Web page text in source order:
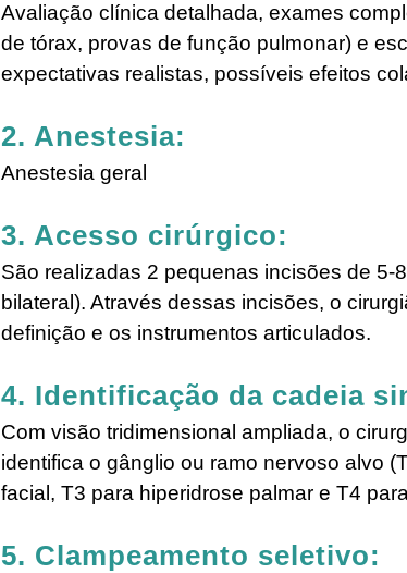
Avaliação clínica detalhada, exames
de tórax, provas de função pulmonar) e
expectativas realistas, possíveis efeitos
2. Anestesia:
Anestesia geral
3. Acesso cirúrgico:
São realizadas 2 pequenas incisões de 5-
bilateral). Através dessas incisões, o
definição e os instrumentos articulados.
4. Identificação da cadeia
Com visão tridimensional ampliada, o
identifica o gânglio ou ramo nervoso alvo
facial, T3 para hiperidrose palmar e T4
5. Clampeamento seletivo: